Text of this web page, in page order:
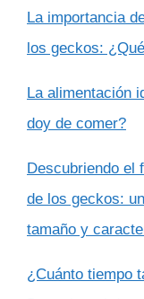
La importancia
los geckos:
La alimentación
doy de comer?
Descubriendo el
de los geckos:
tamaño y
¿Cuánto tiempo